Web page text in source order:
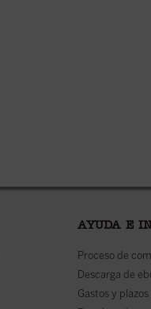
AYUDA E
Proceso de
Descarga de
Gastos y